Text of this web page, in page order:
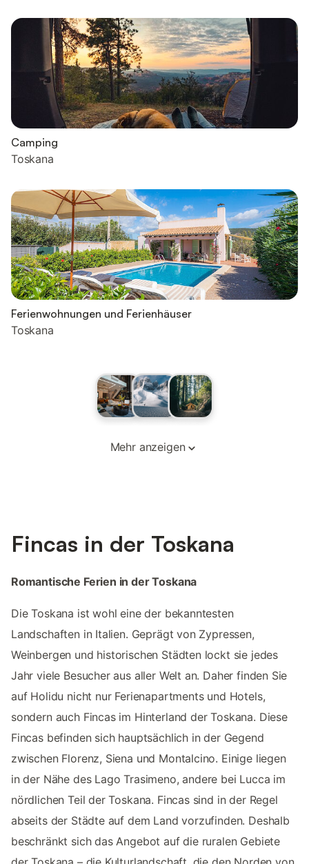
Camping
Toskana
Ferienwohnungen und Ferienhäuser
Toskana
Mehr anzeigen
Fincas in der Toskana
Romantische Ferien in der Toskana
Die Toskana ist wohl eine der bekanntesten
Landschaften in Italien. Geprägt von Zypressen,
Weinbergen und historischen Städten lockt sie jedes
Jahr viele Besucher aus aller Welt an. Daher finden Sie
auf Holidu nicht nur Ferienapartments und Hotels,
sondern auch Fincas im Hinterland der Toskana. Diese
Fincas befinden sich hauptsächlich in der Gegend
zwischen Florenz, Siena und Montalcino. Einige liegen
in der Nähe des Lago Trasimeno, andere bei Lucca im
nördlichen Teil der Toskana. Fincas sind in der Regel
abseits der Städte auf dem Land vorzufinden. Deshalb
beschränkt sich das Angebot auf die ruralen Gebiete